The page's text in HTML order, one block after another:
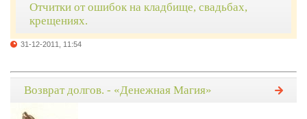
Отчитки от ошибок на кладбище, свадьбах,
крещениях.
31-12-2011, 11:54
Возврат долгов. - «Денежная Магия»